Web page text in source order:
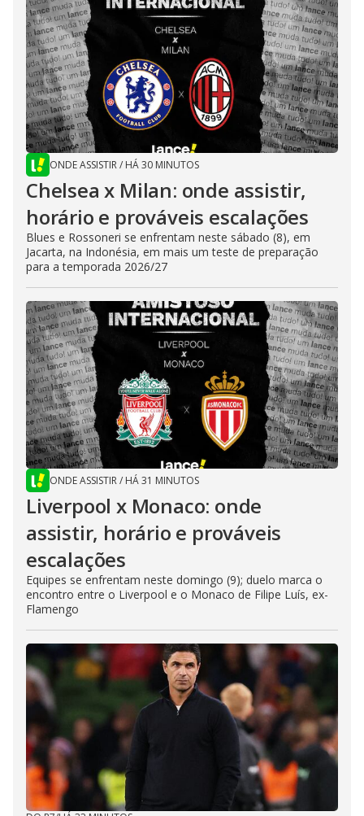
ONDE ASSISTIR/ HÁ 30 MINUTOS
Chelsea x Milan: onde assistir,
horário e prováveis escalações
Blues e Rossoneri se enfrentam neste sábado (8), em
Jacarta, na Indonésia, em mais um teste de preparação
para a temporada 2026/27
ONDE ASSISTIR/ HÁ 31 MINUTOS
Liverpool x Monaco: onde
assistir, horário e prováveis
escalações
Equipes se enfrentam neste domingo (9); duelo marca o
encontro entre o Liverpool e o Monaco de Filipe Luís, ex-
Flamengo